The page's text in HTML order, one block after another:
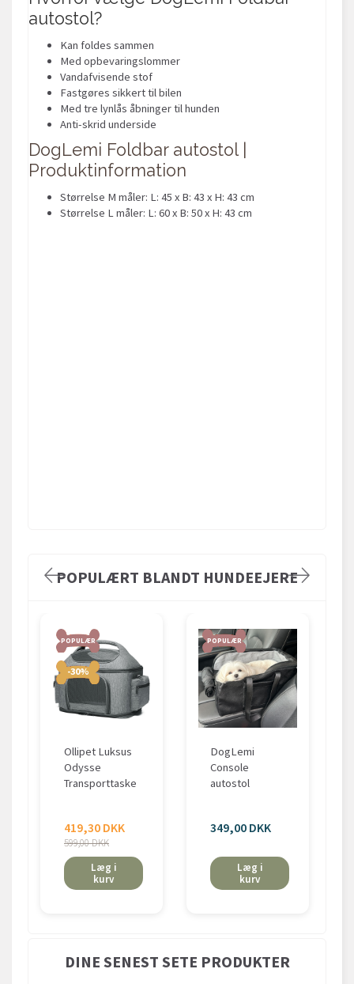
autostol?
Kan foldes sammen
Med opbevaringslommer
Vandafvisende stof
Fastgøres sikkert til bilen
Med tre lynlås åbninger til hunden
Anti-skrid underside
DogLemi Foldbar autostol |
Produktinformation
Størrelse M måler: L: 45 x B: 43 x H: 43 cm
Størrelse L måler: L: 60 x B: 50 x H: 43 cm
POPULÆRT BLANDT HUNDEEJERE
POPULÆR
-30%
Ollipet Luksus
Odysse
Transporttaske
419,30 DKK
599,00 DKK
Læg i
kurv
POPULÆR
DogLemi
Console
autostol
349,00 DKK
Læg i
kurv
DINE SENEST SETE PRODUKTER